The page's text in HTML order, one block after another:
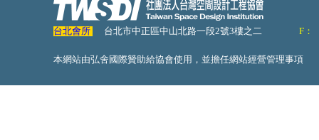
台北會所 台北市中正區中山北路一段2號3樓之二 F：
本網站由弘舍國際贊助給協會使用，並擔任網站經營管理事項